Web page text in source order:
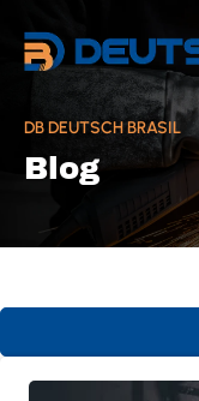
DB DEUTSCH BRASIL
Blog